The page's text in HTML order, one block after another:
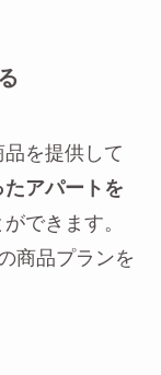
を提供して
たアパートを
できます。
商品プランを